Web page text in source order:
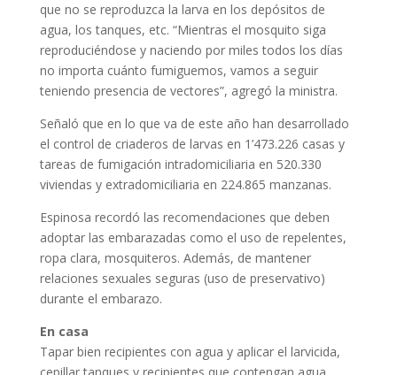
que no se reproduzca la larva en los depósitos de
agua, los tanques, etc. “Mientras el mosquito siga
reproduciéndose y naciendo por miles todos los días
no importa cuánto fumiguemos, vamos a seguir
teniendo presencia de vectores”, agregó la ministra.
Señaló que en lo que va de este año han desarrollado
el control de criaderos de larvas en 1’473.226 casas y
tareas de fumigación intradomiciliaria en 520.330
viviendas y extradomiciliaria en 224.865 manzanas.
Espinosa recordó las recomendaciones que deben
adoptar las embarazadas como el uso de repelentes,
ropa clara, mosquiteros. Además, de mantener
relaciones sexuales seguras (uso de preservativo)
durante el embarazo.
En casa
Tapar bien recipientes con agua y aplicar el larvicida,